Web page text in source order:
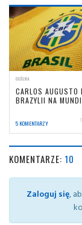
OGÓLNA
CARLOS AUGUSTO
BRAZYLII NA
5 KOMENTARZY
KOMENTARZE: 10
Zaloguj się,